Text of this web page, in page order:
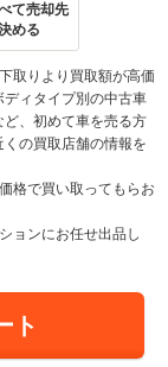
て売却先
める
取りより買取額が高価
ィタイプ別の中古車
、初めて車を売る方
の買取店舗の情報を
格で買い取ってもらお
ョンにお任せ出品し
ト